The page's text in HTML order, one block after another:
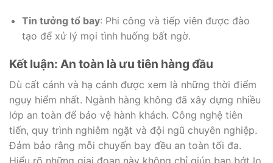
Tin tưởng tổ bay: Phi công và tiếp viên được đào
tạo để xử lý mọi tình huống bất ngờ.
Kết luận: An toàn là ưu tiên hàng đầu
Dù cất cánh và hạ cánh được xem là những thời điểm
nguy hiểm nhất. Ngành hàng không đã xây dựng nhiều
lớp an toàn để bảo vệ hành khách. Công nghệ tiên
tiến, quy trình nghiêm ngặt và đội ngũ chuyên nghiệp.
Đảm bảo rằng mỗi chuyến bay đều an toàn tối đa.
Hiểu rõ những giai đoạn này không chỉ giúp bạn bớt lo